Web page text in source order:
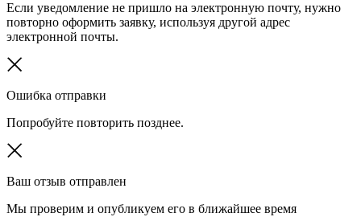
Если уведомление не пришло на электронную почту, нужно
повторно оформить заявку, используя другой адрес
электронной почты.
Ошибка отправки
Попробуйте повторить позднее.
Ваш отзыв отправлен
Мы проверим и опубликуем его в ближайшее время